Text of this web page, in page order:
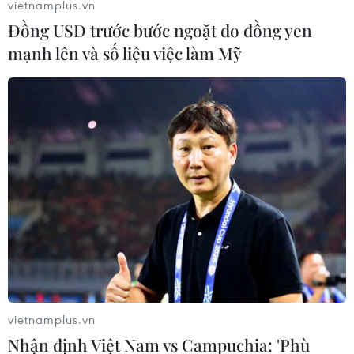
Những chiêu ăn theo hội nghị Thượng
đỉnh Mỹ-Triều của người Hà Nội
24/02/2019 23:16
Trước thềm Hội nghị thượng đỉnh Mỹ - Triều lần 2 dự
kiến diễn ra vào ngày 27-28/2, nhiều cá nhân, nhà
hàng, cửa hiệu ở Hà Nội đã nhanh chóng tung ra các
'tuyệt chiêu' nhằm để quảng bá hình ảnh.
vietnamplus.vn
Đồng USD trước bước ngoặt do đồng yen
mạnh lên và số liệu việc làm Mỹ
vietnamplus.vn
Nhận định Việt Nam vs Campuchia: 'Phù